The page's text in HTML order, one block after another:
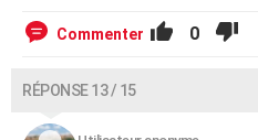
Commenter 0
RÉPONSE 13 / 15